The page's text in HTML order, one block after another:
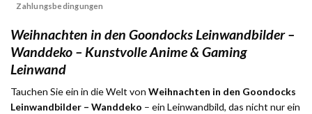
Zahlungsbedingungen
Weihnachten in den Goondocks Leinwandbilder –
Wanddeko – Kunstvolle Anime & Gaming
Leinwand
Tauchen Sie ein in die Welt von Weihnachten in den Goondocks
Leinwandbilder – Wanddeko – ein Leinwandbild, das nicht nur ein